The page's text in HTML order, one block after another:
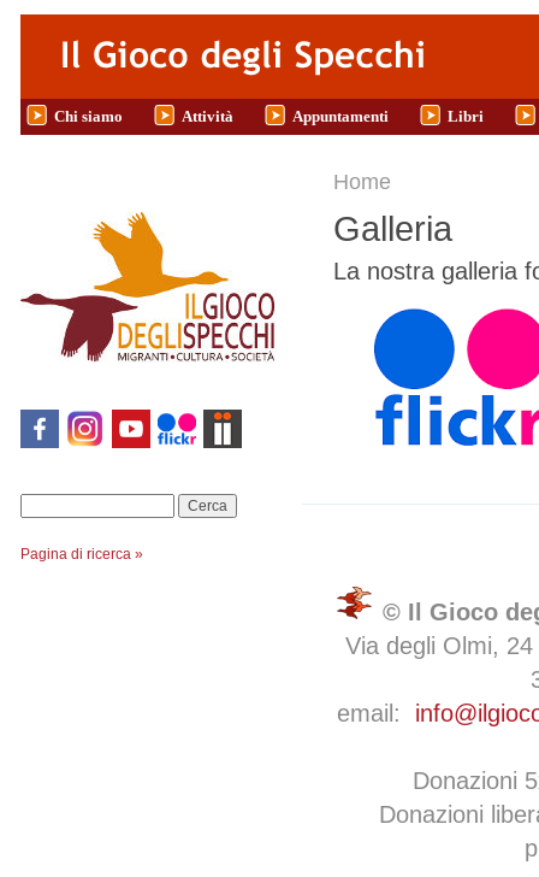
Salta al contenuto principale
Chi siamo Attività Appuntamenti Libri
Pagina di ricerca »
Tu sei qui
Home
Galleria
La nostra galleria
© Il Gioco
Via degli Olmi,
email:
Donazioni
Donazioni